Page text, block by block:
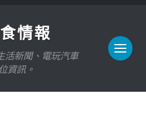
情報
活新聞、電玩汽車
資訊。